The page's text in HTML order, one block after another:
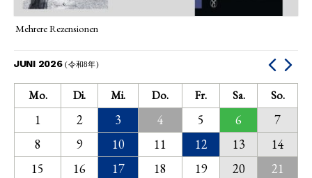
Mehrere Rezensionen
JUNI 2026(令和8年)
Mo. Di. Mi. Do. Fr. Sa. So.
1 2 3 4 5 6
7
8
9 10 11 12 13
14
15
16 17 18 19 20
21